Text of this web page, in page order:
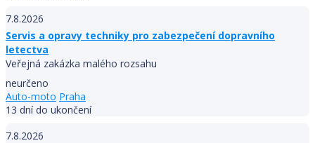
7.8.2026
Servis a opravy techniky pro zabezpečení dopravního
letectva
Veřejná zakázka malého rozsahu
neurčeno
Auto-moto Praha
13 dní do ukončení
7.8.2026